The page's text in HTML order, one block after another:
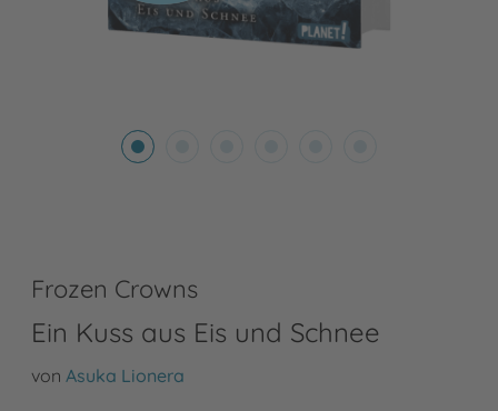
Frozen Crowns
Ein Kuss aus Eis und Schnee
von Asuka Lionera